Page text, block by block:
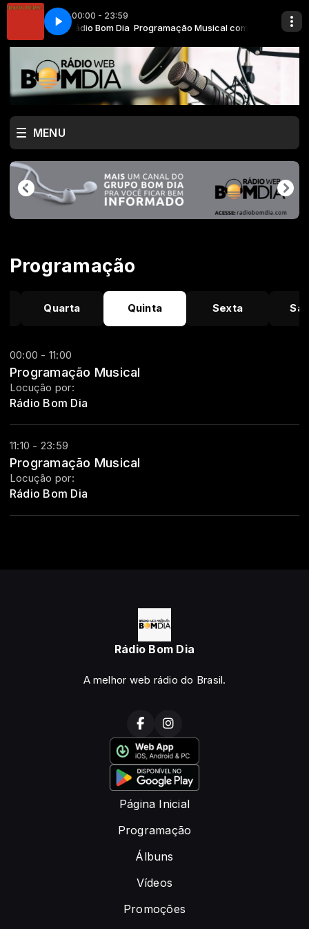
00:00 - 23:59
Musical com Rádio Bom Dia Programação Musical com Rádio Bom Dia
- Psycho Killer Talking Heads - Psycho Killer
MENU
Programação
Quarta Quinta Sexta
00:00 - 11:00
Programação Musical
Locução por:
Rádio Bom Dia
11:10 - 23:59
Programação Musical
Locução por:
Rádio Bom Dia
Rádio Bom Dia
A melhor web rádio do Brasil.
Página Inicial
Programação
Álbuns
Vídeos
Promoções